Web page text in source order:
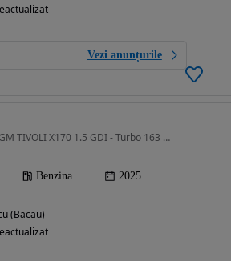
Vezi anunțurile
1497 cm3 • 163 CP • KGM TIVOLI X170 1.5 GDI - Turbo 163 CP 260 Nm (AT6) AWD Smart
Benzina 2025
(Bacau)